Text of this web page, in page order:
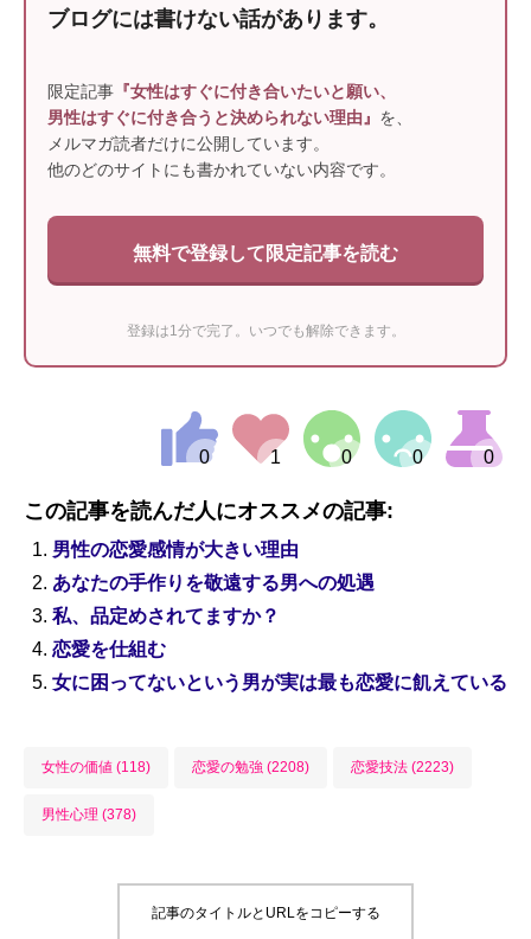
ブログには書けない話があります。
限定記事 『女性はすぐに付き合いたいと願い、
男性はすぐに付き合うと決められない理由』 を、
メルマガ読者だけに公開しています。
他のどのサイトにも書かれていない内容です。
無料で登録して限定記事を読む
登録は1分で完了。いつでも解除できます。
この記事を読んだ人にオススメの記事:
男性の恋愛感情が大きい理由
あなたの手作りを敬遠する男への処遇
私、品定めされてますか？
恋愛を仕組む
女に困ってないという男が実は最も恋愛に飢えている
女性の価値 (118) 恋愛の勉強 (2208) 恋愛技法 (2223)
男性心理 (378)
記事のタイトルとURLをコピーする